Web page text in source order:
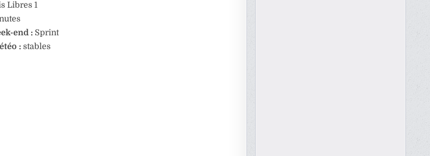
Libres 1
end :Sprint
:stables